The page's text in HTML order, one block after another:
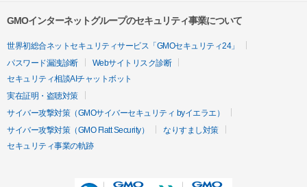
GMOインターネットグループのセキュリティ事業について
世界初総合ネットセキュリティサービス「GMOセキュリティ24」
パスワード漏洩診断
Webサイトリスク診断
セキュリティ相談AIチャットボット
実在証明・盗聴対策
サイバー攻撃対策（GMOサイバーセキュリティ byイエラエ）
サイバー攻撃対策（GMO Flatt Security）
なりすまし対策
セキュリティ事業の軌跡